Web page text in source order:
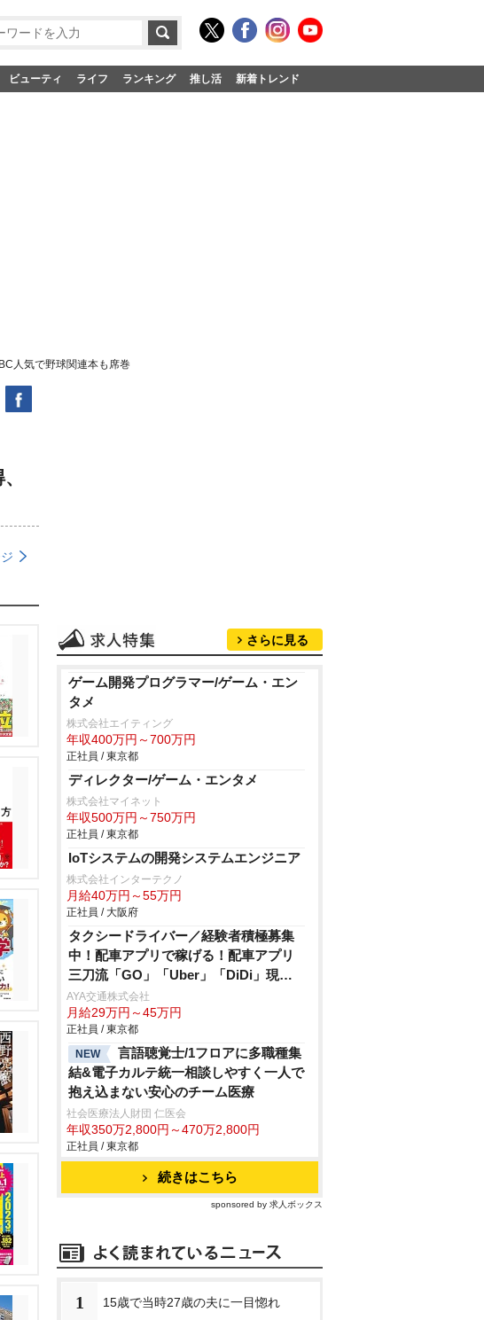
ビューティ ライフ ランキング 推し活 新着トレンド
人気で野球関連本も席巻
さらに見る
ゲーム開発プログラマー/ゲーム・エン
タメ
株式会社エイティング
年収400万円～700万円
正社員 / 東京都
ディレクター/ゲーム・エンタメ
株式会社マイネット
年収500万円～750万円
正社員 / 東京都
IoTシステムの開発システムエンジニア
株式会社インターテクノ
月給40万円～55万円
正社員 / 大阪府
タクシードライバー／経験者積極募集
中！配車アプリで稼げる！配車アプリ
三刀流「GO」「Uber」「DiDi」現
任・経験者対象！50万円支給！(規定あ
り)高島平駅より徒歩2分 通勤楽々♪業界
でも希少な出庫前の釣銭救済制度あり
(出庫者全員対象)2024年10月以降も74
歳まで社保加入＆12勤務可能！クレジ
ット決済等の乗務員さんの各種手数料
負担なし！TiktokでAYA交通の魅力を
発信中！（@aya.taxi）
AYA交通株式会社
月給29万円～45万円
正社員 / 東京都
NEW
言語聴覚士/1フロアに多職種集
結&電子カルテ統一相談しやすく一人で
抱え込まない安心のチーム医療
社会医療法人財団 仁医会
年収350万2,800円～470万2,800円
正社員 / 東京都
続きはこちら
sponsored by 求人ボックス
1 15歳で当時27歳の夫に一目惚れ